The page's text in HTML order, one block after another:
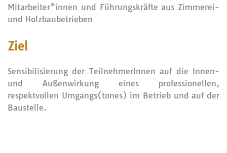
Mitarbeiter*innen und Führungskräfte aus Zimmerei-
und Holzbaubetrieben
Ziel
Sensibilisierung der TeilnehmerInnen auf die Innen-
und Außenwirkung eines professionellen,
respektvollen Umgangs(tones) im Betrieb und auf der
Baustelle.